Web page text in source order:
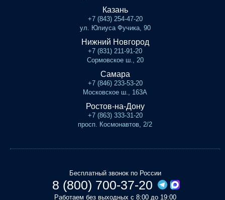
Казань
+7 (843) 254-47-20
ул. Юлиуса Фучика, 90
Нижний Новгород
+7 (831) 211-91-20
Сормовское ш., 20
Самара
+7 (846) 233-53-20
Московское ш., 163А
Ростов-на-Дону
+7 (863) 333-31-20
просп. Космонавтов, 2/2
Бесплатный звонок по России
8 (800) 700-37-20
Работаем без выходных с 8:00 до 19:00